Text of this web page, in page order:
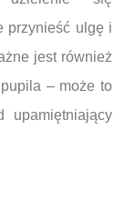
przynieść ulgę i
jest również
– może to
upamiętniający